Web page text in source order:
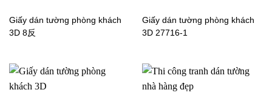
Giấy dán tường phòng khách
3D 8反
Giấy dán tường phòng khách
3D 27716-1